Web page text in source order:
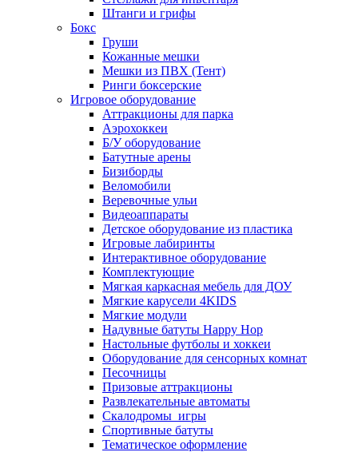
Штанги и грифы
Бокс
Груши
Кожанные мешки
Мешки из ПВХ (Тент)
Ринги боксерские
Игровое оборудование
Аттракционы для парка
Аэрохоккеи
Б/У оборудование
Батутные арены
Бизиборды
Веломобили
Веревочные ульи
Видеоаппараты
Детское оборудование из пластика
Игровые лабиринты
Интерактивное оборудование
Комплектующие
Мягкая каркасная мебель для ДОУ
Мягкие карусели 4KIDS
Мягкие модули
Надувные батуты Happy Hop
Настольные футболы и хоккеи
Оборудование для сенсорных комнат
Песочницы
Призовые аттракционы
Развлекательные автоматы
Скалодромы_игры
Спортивные батуты
Тематическое оформление